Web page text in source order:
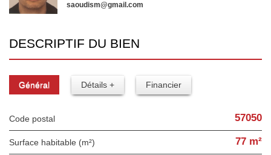
saoudism@gmail.com
DESCRIPTIF DU BIEN
Général Détails + Financier
Code postal 57050
Surface habitable (m²) 77 m²